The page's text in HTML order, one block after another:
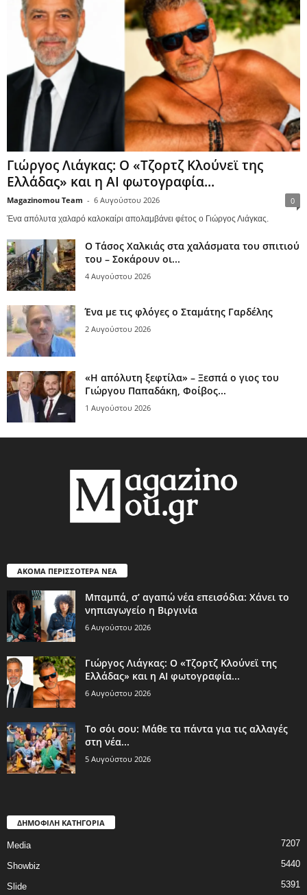
Γιώργος Λιάγκας: Ο «Τζορτζ Κλούνεϊ της
Ελλάδας» και η AI φωτογραφία...
Magazinomou Team - 6 Αυγούστου 2026 0
Ένα απόλυτα χαλαρό καλοκαίρι απολαμβάνει φέτος ο Γιώργος Λιάγκας.
Ο Τάσος Χαλκιάς στα χαλάσματα του σπιτιού
του – Σοκάρουν οι...
4 Αυγούστου 2026
Ένα με τις φλόγες ο Σταμάτης Γαρδέλης
2 Αυγούστου 2026
«Η απόλυτη ξεφτίλα» – Ξεσπά ο γιος του
Γιώργου Παπαδάκη, Φοίβος...
1 Αυγούστου 2026
ΑΚΟΜΑ ΠΕΡΙΣΣΟΤΕΡΑ ΝΕΑ
Μπαμπά, σ’ αγαπώ νέα επεισόδια: Χάνει το
νηπιαγωγείο η Βιργινία
6 Αυγούστου 2026
Γιώργος Λιάγκας: Ο «Τζορτζ Κλούνεϊ της
Ελλάδας» και η AI φωτογραφία...
6 Αυγούστου 2026
Το σόι σου: Μάθε τα πάντα για τις αλλαγές
στη νέα...
5 Αυγούστου 2026
ΔΗΜΟΦΙΛΗ ΚΑΤΗΓΟΡΙΑ
Media 7207
Showbiz 5440
Slide 5391